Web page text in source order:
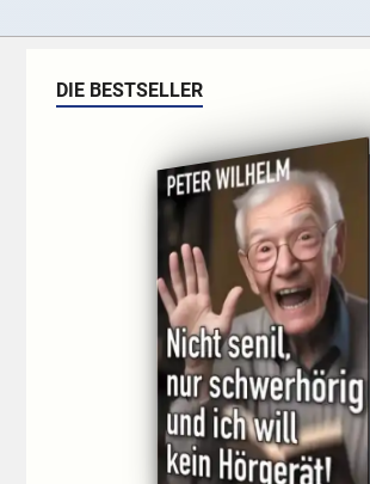
DIE BESTSELLER